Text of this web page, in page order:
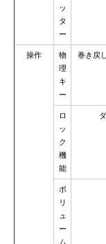
ッ
タ
ー
操作
物
理
キ
ー
巻き戻
ロ
ッ
ク
機
能
ダイ
ボ
リ
ュ
ー
ム